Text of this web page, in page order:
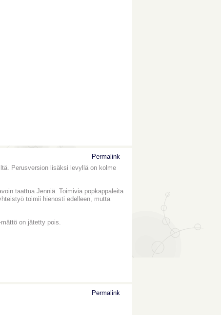
Permalink
Perusversion lisäksi levyllä on kolme
taattua Jenniä. Toimivia popkappaleita
toimii hienosti edelleen, mutta
on jätetty pois.
Permalink